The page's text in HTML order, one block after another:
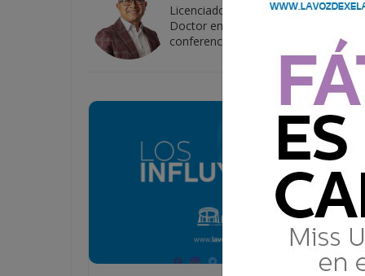
Licenciado en Ciencias de la
Doctor en Investigación en
conferencista.